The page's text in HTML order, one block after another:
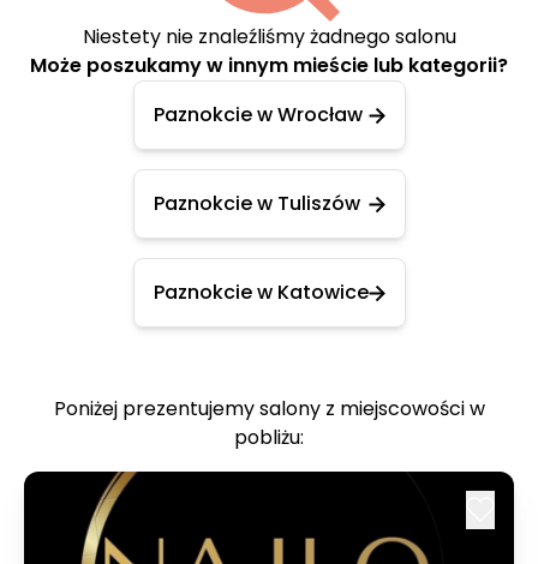
Niestety nie znaleźliśmy żadnego salonu
Może poszukamy w innym mieście lub kategorii?
Paznokcie w Wrocław
Paznokcie w Tuliszów
Paznokcie w Katowice
Poniżej prezentujemy salony z miejscowości w
pobliżu: